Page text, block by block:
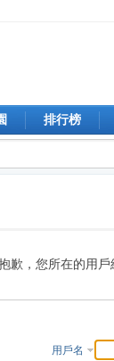
排行榜
歉，您所在的用
用戶名